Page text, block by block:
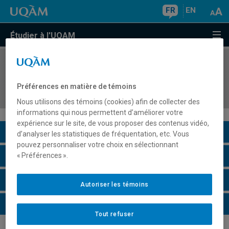
FR EN
Étudier à l'UQAM
COURS//
l'interactivité
Description du cours
Horaire - Été 2026
Horaire - Automne 2026
Horaire - Hiver 2027
Préférences en matière de témoins
Nous utilisons des témoins (cookies) afin de collecter des
informations qui nous permettent d’améliorer votre
expérience sur le site, de vous proposer des contenus vidéo,
d’analyser les statistiques de fréquentation, etc. Vous
pouvez personnaliser votre choix en sélectionnant
« Préférences ».
Tout refuser
Autoriser les témoins